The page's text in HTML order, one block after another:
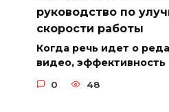
руководство по
скорости работы
Когда речь идет о
видео, эффективность
0 48